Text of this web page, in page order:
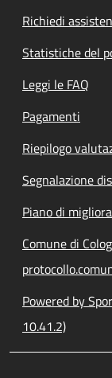
Richiedi
Statistiche del
Leggi le FAQ
Pagamenti
Riepilogo
Segnalazione
Piano di
Comune di
Powered by
10.41.2)